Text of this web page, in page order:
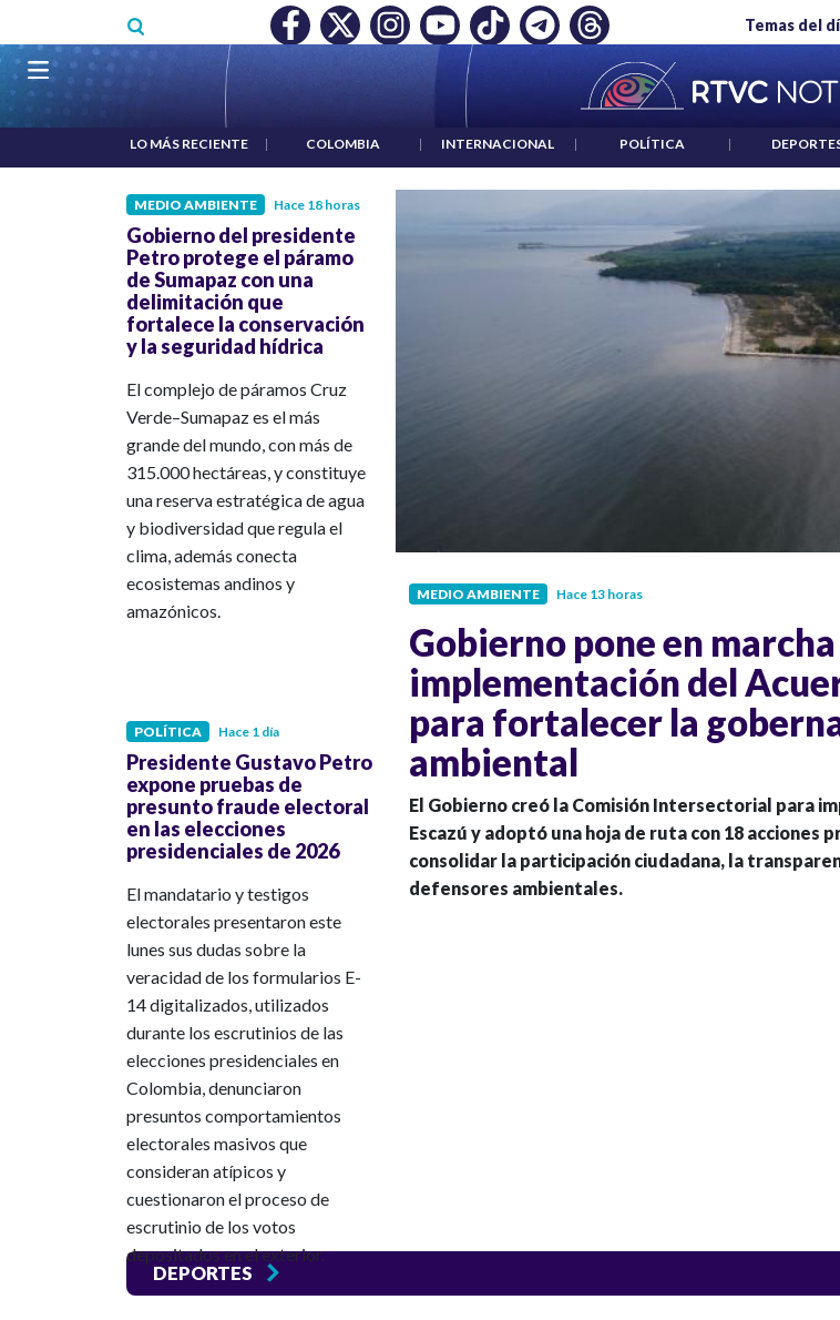
Temas del
MÍNIMO NO DESTRUYÓ EMPLEO: JP MORGAN | "HABLAR NO ES UN CRIMEN": CARTA DE BETO CORAL
Navegación principal
LO MÁS RECIENTE | COLOMBIA | INTERNACIONAL | POLÍTICA |
MEDIO AMBIENTE Hace 13 horas
Gobierno pone en
implementación del
para fortalecer la
ambiental
El Gobierno creó la Comisión Intersectorial para
Escazú y adoptó una hoja de ruta con 18 acciones
consolidar la participación ciudadana, la
defensores ambientales.
MEDIO AMBIENTE Hace 18 horas
Gobierno del presidente
Petro protege el páramo
de Sumapaz con una
delimitación que
fortalece la conservación
y la seguridad hídrica
El complejo de páramos Cruz
Verde–Sumapaz es el más
grande del mundo, con más de
315.000 hectáreas, y constituye
una reserva estratégica de agua
y biodiversidad que regula el
clima, además conecta
ecosistemas andinos y
amazónicos.
POLÍTICA Hace 1 día
Presidente Gustavo Petro
expone pruebas de
presunto fraude electoral
en las elecciones
presidenciales de 2026
El mandatario y testigos
electorales presentaron este
lunes sus dudas sobre la
veracidad de los formularios E-
14 digitalizados, utilizados
durante los escrutinios de las
elecciones presidenciales en
Colombia, denunciaron
presuntos comportamientos
electorales masivos que
consideran atípicos y
cuestionaron el proceso de
escrutinio de los votos
depositados en el exterior.
DEPORTES